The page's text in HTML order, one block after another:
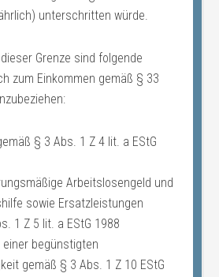
unterschritten würde.
Grenze sind folgende
zum Einkommen gemäß § 33
§ 3 Abs. 1 Z 4 lit. a EStG
Arbeitslosengeld und
sowie Ersatzleistungen
1 Z 5 lit. a EStG 1988
begünstigten
gemäß § 3 Abs. 1 Z 10 EStG